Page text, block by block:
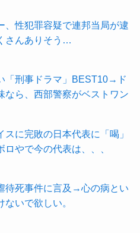
、性犯罪容疑で連邦当局が逮
さんありそう…
「刑事ドラマ」BEST10→ド
なら、西部警察がベストワン
スに完敗の日本代表に「喝」
やで今の代表は、、、
死事件に言及→心の病とい
ないで欲しい。